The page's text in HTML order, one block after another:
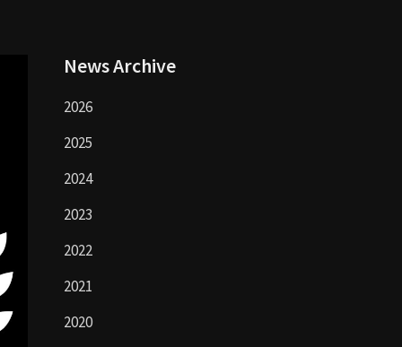
News Archive
2026
2025
2024
2023
2022
2021
2020